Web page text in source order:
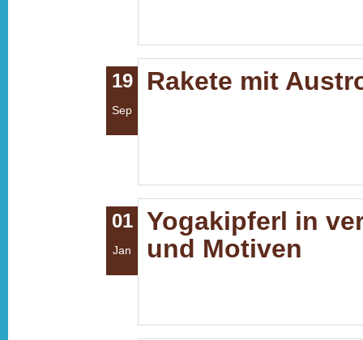
19
Sep
Rakete mit
01
Jan
Yogakipferl in
und Motiven